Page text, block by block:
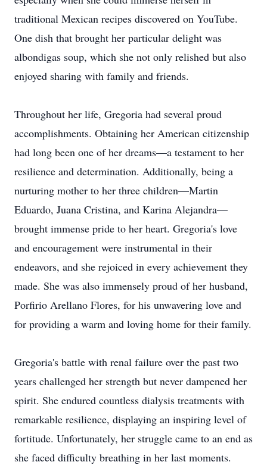
traditional Mexican recipes discovered on YouTube.
One dish that brought her particular delight was
albondigas soup, which she not only relished but also
enjoyed sharing with family and friends.
Throughout her life, Gregoria had several proud
accomplishments. Obtaining her American citizenship
had long been one of her dreams—a testament to her
resilience and determination. Additionally, being a
nurturing mother to her three children—Martin
Eduardo, Juana Cristina, and Karina Alejandra—
brought immense pride to her heart. Gregoria's love
and encouragement were instrumental in their
endeavors, and she rejoiced in every achievement they
made. She was also immensely proud of her husband,
Porfirio Arellano Flores, for his unwavering love and
for providing a warm and loving home for their family.
Gregoria's battle with renal failure over the past two
years challenged her strength but never dampened her
spirit. She endured countless dialysis treatments with
remarkable resilience, displaying an inspiring level of
fortitude. Unfortunately, her struggle came to an end as
she faced difficulty breathing in her last moments.